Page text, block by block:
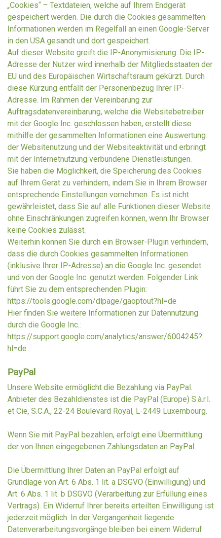
„Cookies“ – Textdateien, welche auf Ihrem Endgerät
gespeichert werden. Die durch die Cookies gesammelten
Informationen werden im Regelfall an einen Google-Server
in den USA gesandt und dort gespeichert.
Auf dieser Website greift die IP-Anonymisierung. Die IP-
Adresse der Nutzer wird innerhalb der Mitgliedsstaaten der
EU und des Europäischen Wirtschaftsraum gekürzt. Durch
diese Kürzung entfällt der Personenbezug Ihrer IP-
Adresse. Im Rahmen der Vereinbarung zur
Auftragsdatenvereinbarung, welche die Websitebetreiber
mit der Google Inc. geschlossen haben, erstellt diese
mithilfe der gesammelten Informationen eine Auswertung
der Websitenutzung und der Websiteaktivität und erbringt
mit der Internetnutzung verbundene Dienstleistungen.
Sie haben die Möglichkeit, die Speicherung des Cookies
auf Ihrem Gerät zu verhindern, indem Sie in Ihrem Browser
entsprechende Einstellungen vornehmen. Es ist nicht
gewährleistet, dass Sie auf alle Funktionen dieser Website
ohne Einschränkungen zugreifen können, wenn Ihr Browser
keine Cookies zulässt.
Weiterhin können Sie durch ein Browser-Plugin verhindern,
dass die durch Cookies gesammelten Informationen
(inklusive Ihrer IP-Adresse) an die Google Inc. gesendet
und von der Google Inc. genutzt werden. Folgender Link
führt Sie zu dem entsprechenden Plugin:
https://tools.google.com/dlpage/gaoptout?hl=de
Hier finden Sie weitere Informationen zur Datennutzung
durch die Google Inc.:
https://support.google.com/analytics/answer/6004245?
hl=de
PayPal
Unsere Website ermöglicht die Bezahlung via PayPal.
Anbieter des Bezahldienstes ist die PayPal (Europe) S.à.r.l.
et Cie, S.C.A., 22-24 Boulevard Royal, L-2449 Luxembourg.
Wenn Sie mit PayPal bezahlen, erfolgt eine Übermittlung
der von Ihnen eingegebenen Zahlungsdaten an PayPal.
Die Übermittlung Ihrer Daten an PayPal erfolgt auf
Grundlage von Art. 6 Abs. 1 lit. a DSGVO (Einwilligung) und
Art. 6 Abs. 1 lit. b DSGVO (Verarbeitung zur Erfüllung eines
Vertrags). Ein Widerruf Ihrer bereits erteilten Einwilligung ist
jederzeit möglich. In der Vergangenheit liegende
Datenverarbeitungsvorgänge bleiben bei einem Widerruf